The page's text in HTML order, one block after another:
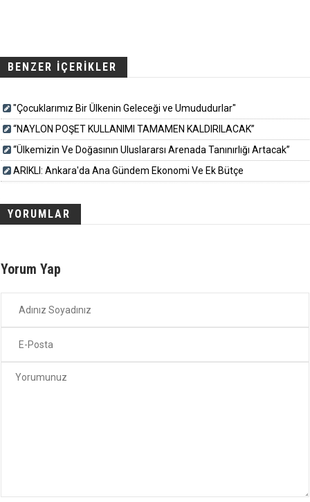
BENZER İÇERİKLER
"Çocuklarımız Bir Ülkenin Geleceği ve Umududurlar"
“NAYLON POŞET KULLANIMI TAMAMEN KALDIRILACAK”
“Ülkemizin Ve Doğasının Uluslararsı Arenada Tanınırlığı Artacak”
ARIKLI: Ankara'da Ana Gündem Ekonomi Ve Ek Bütçe
YORUMLAR
Yorum Yap